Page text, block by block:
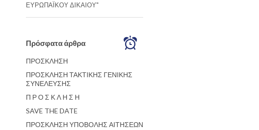
ΕΥΡΩΠΑΪΚΟΥ ΔΙΚΑΙΟΥ"
Πρόσφατα άρθρα
ΠΡΟΣΚΛΗΣΗ
ΠΡΟΣΚΛΗΣΗ ΤΑΚΤΙΚΗΣ ΓΕΝΙΚΗΣ
ΣΥΝΕΛΕΥΣΗΣ
Π Ρ Ο Σ Κ Λ Η Σ Η
SAVE THE DATE
ΠΡΟΣΚΛΗΣΗ ΥΠΟΒΟΛΗΣ ΑΙΤΗΣΕΩΝ